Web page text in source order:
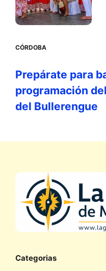
CÓRDOBA
Prepárate para
programación
del Bullerengue
Categorias